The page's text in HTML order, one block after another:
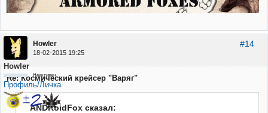
#14
Howler
18-02-2015 19:25
Howler
Неактивен
Профиль/Личка
Re: Космический крейсер "Варяг"
ANDRoidFox сказал: